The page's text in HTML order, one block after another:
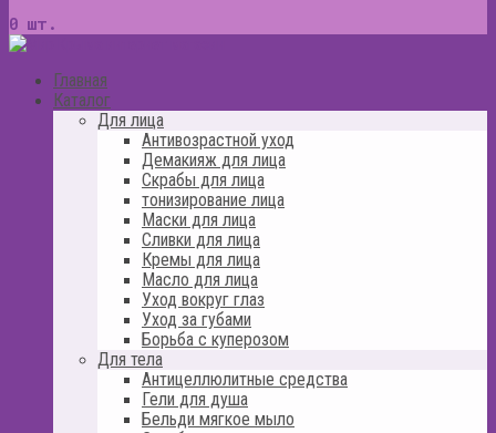
0 шт.
Главная
Каталог
Для лица
Антивозрастной уход
Демакияж для лица
Скрабы для лица
тонизирование лица
Маски для лица
Сливки для лица
Кремы для лица
Масло для лица
Уход вокруг глаз
Уход за губами
Борьба с куперозом
Для тела
Антицеллюлитные средства
Гели для душа
Бельди мягкое мыло